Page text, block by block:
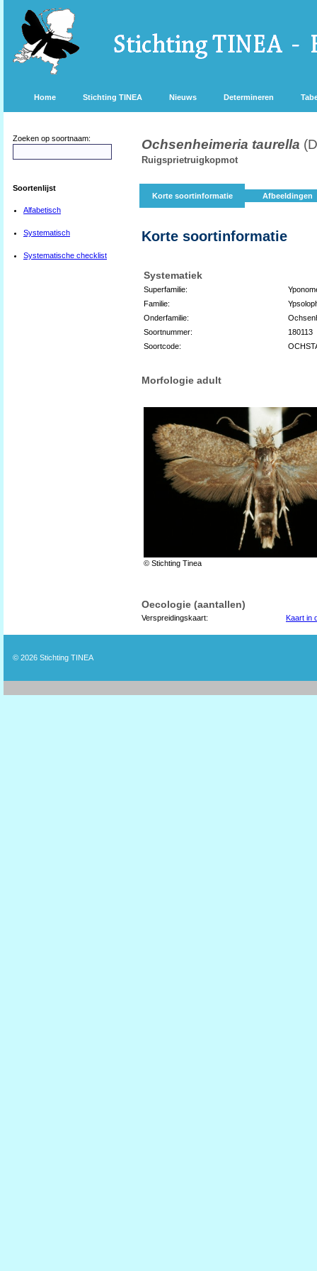
Home Stichting TINEA Nieuws Determineren
Zoeken op soortnaam:
Soortenlijst
Alfabetisch
Systematisch
Systematische checklist
Ochsenheimeria taurella
Ruigsprietruigkopmot
Korte soortinformatie Afbeeldingen
Korte soortinformatie
Systematiek
Superfamilie:
Familie:
Onderfamilie:
Soortnummer:
180113
Soortcode:
Morfologie adult
© Stichting Tinea
Oecologie (aantallen)
Verspreidingskaart: Kaart in
© 2026 Stichting TINEA